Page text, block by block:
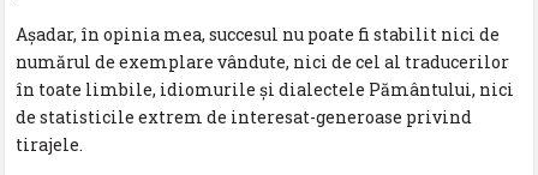
Așadar, în opinia mea, succesul nu poate fi stabilit nici de
numărul de exemplare vândute, nici de cel al traducerilor
în toate limbile, idiomurile și dialectele Pământului, nici
de statisticile extrem de interesat-generoase privind
tirajele.